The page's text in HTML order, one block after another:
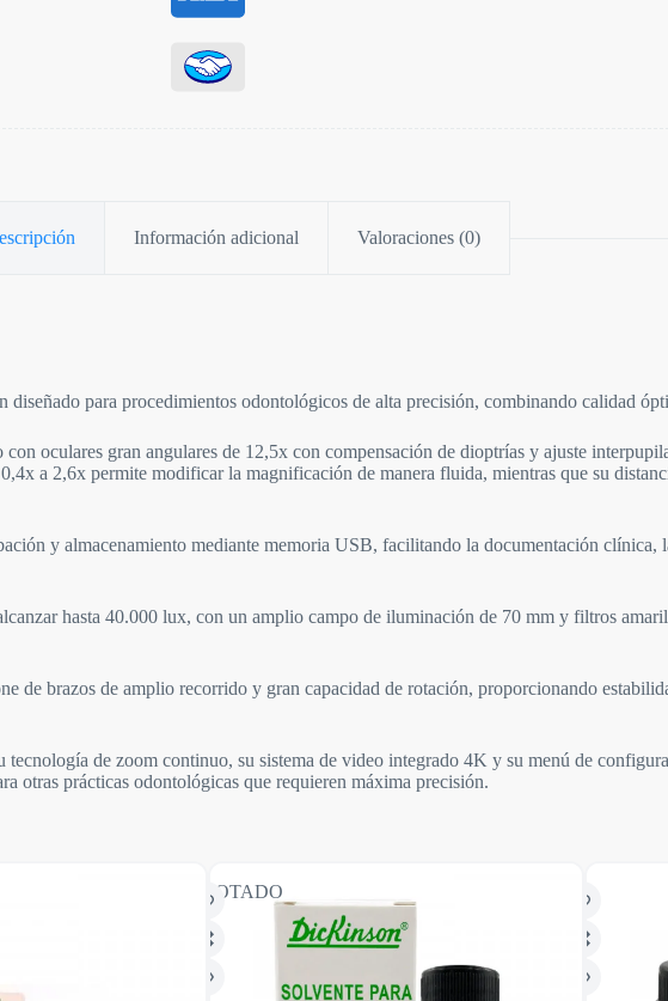
Información adicional Valoraciones (0)
diseñado para procedimientos odontológicos de alta precisión, combinando calidad
oculares gran angulares de 12,5x con compensación de dioptrías y ajuste
a 2,6x permite modificar la magnificación de manera fluida, mientras que su
y almacenamiento mediante memoria USB, facilitando la documentación clínica,
hasta 40.000 lux, con un amplio campo de iluminación de 70 mm y filtros
de brazos de amplio recorrido y gran capacidad de rotación, proporcionando
de zoom continuo, su sistema de video integrado 4K y su menú de
otras prácticas odontológicas que requieren máxima precisión.
AGOTADO